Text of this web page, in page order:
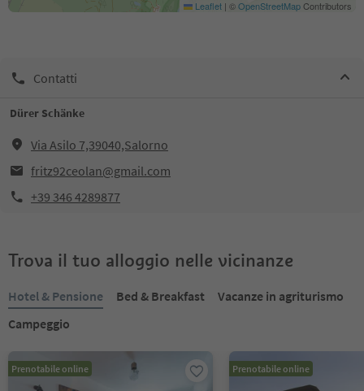
Leaflet | ©OpenStreetMapContributors
Contatti
Dürer Schänke
Via Asilo 7,39040,Salorno
fritz92ceolan@gmail.com
+39 346 4289877
Trova il tuo alloggio nelle vicinanze
Hotel & Pensione Bed & Breakfast
Vacanze in agriturismo
Campeggio
Prenotabile online Prenotabile online